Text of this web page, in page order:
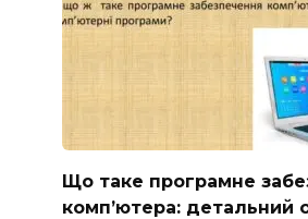
Що таке програмне
комп’ютера: детальний